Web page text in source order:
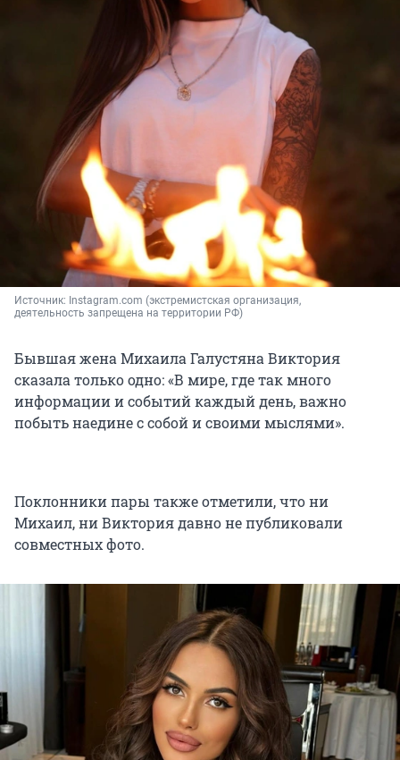
Источник: Instagram.com (экстремистская организация,
деятельность запрещена на территории РФ)
Бывшая жена Михаила Галустяна Виктория
сказала только одно: «В мире, где так много
информации и событий каждый день, важно
побыть наедине с собой и своими мыслями».
Поклонники пары также отметили, что ни
Михаил, ни Виктория давно не публиковали
совместных фото.